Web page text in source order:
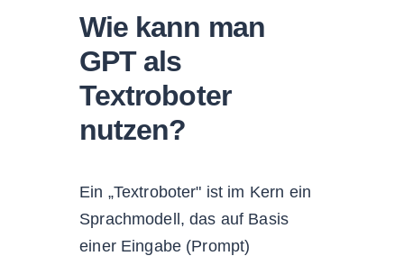
Wie kann man
GPT als
Textroboter
nutzen?
Ein „Textroboter" ist im Kern ein
Sprachmodell, das auf Basis
einer Eingabe (Prompt)